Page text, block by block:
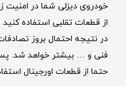
خودروی دیزلی شما در امنیت
از قطعات تقلبی استفاده
در نتیجه احتمال بروز
فنی و … بیشتر خواهد شد.
حتما از قطعات اورجینال